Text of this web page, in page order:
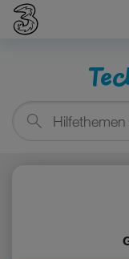
suchen